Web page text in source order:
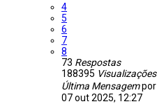
4
5
6
7
8
73 Respostas
188395 Visualizações
Última Mensagempor
07 out 2025, 12:27